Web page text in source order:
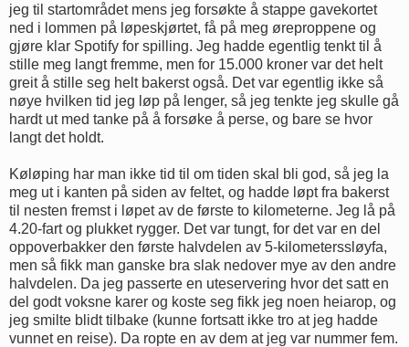
jeg til startområdet mens jeg forsøkte å stappe gavekortet
ned i lommen på løpeskjørtet, få på meg øreproppene og
gjøre klar Spotify for spilling. Jeg hadde egentlig tenkt til å
stille meg langt fremme, men for 15.000 kroner var det helt
greit å stille seg helt bakerst også. Det var egentlig ikke så
nøye hvilken tid jeg løp på lenger, så jeg tenkte jeg skulle gå
hardt ut med tanke på å forsøke å perse, og bare se hvor
langt det holdt.
Køløping har man ikke tid til om tiden skal bli god, så jeg la
meg ut i kanten på siden av feltet, og hadde løpt fra bakerst
til nesten fremst i løpet av de første to kilometerne. Jeg lå på
4.20-fart og plukket rygger. Det var tungt, for det var en del
oppoverbakker den første halvdelen av 5-kilometerssløyfa,
men så fikk man ganske bra slak nedover mye av den andre
halvdelen. Da jeg passerte en uteservering hvor det satt en
del godt voksne karer og koste seg fikk jeg noen heiarop, og
jeg smilte blidt tilbake (kunne fortsatt ikke tro at jeg hadde
vunnet en reise). Da ropte en av dem at jeg var nummer fem.